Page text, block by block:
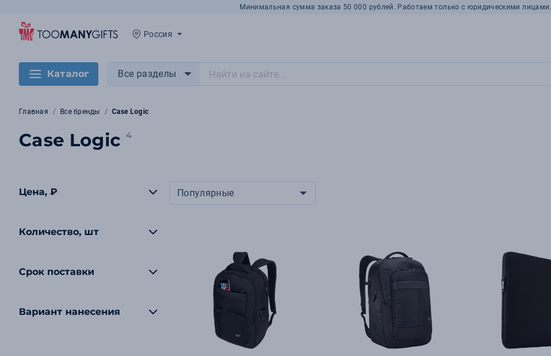
Минимальная сумма заказа 50 000 рублей. Работаем только с юридическими лицами.
Россия
Каталог Все разделы
Главная Все бренды Case Logic
Case Logic 4
Цена, ₽
Количество, шт
Срок поставки
Вариант нанесения
Популярные